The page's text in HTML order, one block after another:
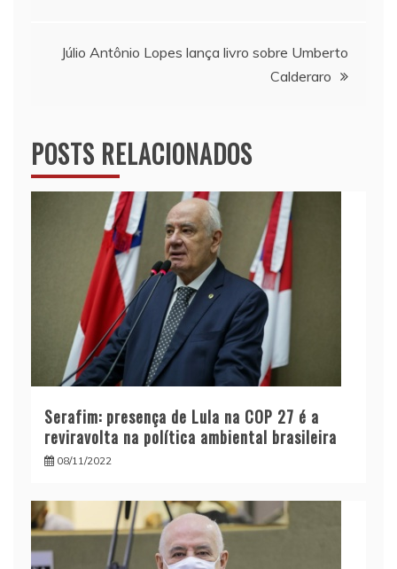
de
PostJúlio Antônio Lopes lança livro sobre Umberto
Calderaro
POSTS RELACIONADOS
Serafim: presença de Lula na COP 27 é a
reviravolta na política ambiental brasileira
08/11/2022